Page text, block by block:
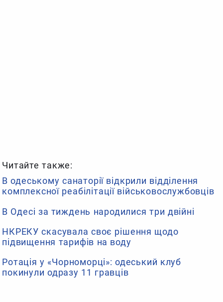
Читайте также:
В одеському санаторії відкрили відділення
комплексної реабілітації військовослужбовців
В Одесі за тиждень народилися три двійні
НКРЕКУ скасувала своє рішення щодо
підвищення тарифів на воду
Ротація у «Чорноморці»: одеський клуб
покинули одразу 11 гравців